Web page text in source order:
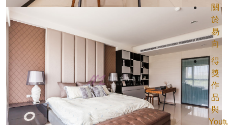
關
於
易
向
得
獎
作
品
與